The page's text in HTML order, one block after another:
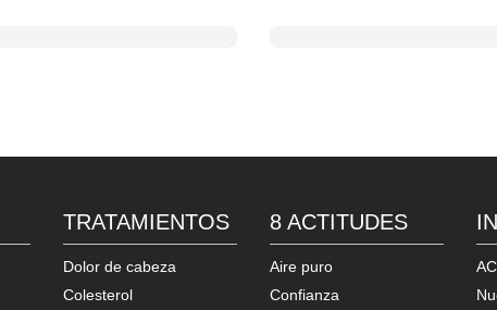
TRATAMIENTOS
Dolor de cabeza
Colesterol
8 ACTITUDES
Aire puro
Confianza